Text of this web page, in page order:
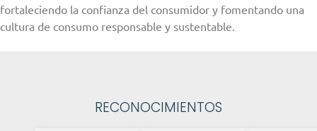
fortaleciendo la confianza del consumidor y fomentando una
cultura de consumo responsable y sustentable.
RECONOCIMIENTOS